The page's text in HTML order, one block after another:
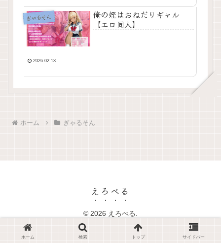
ぎゃるそん
俺の姪はおねだりギャル
【エロ同人】
2026.02.13
ホーム ぎゃるそん
えろべる
© 2026 えろべる.
ホーム 検索 トップ サイドバー